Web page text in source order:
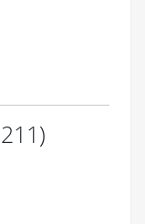
211)